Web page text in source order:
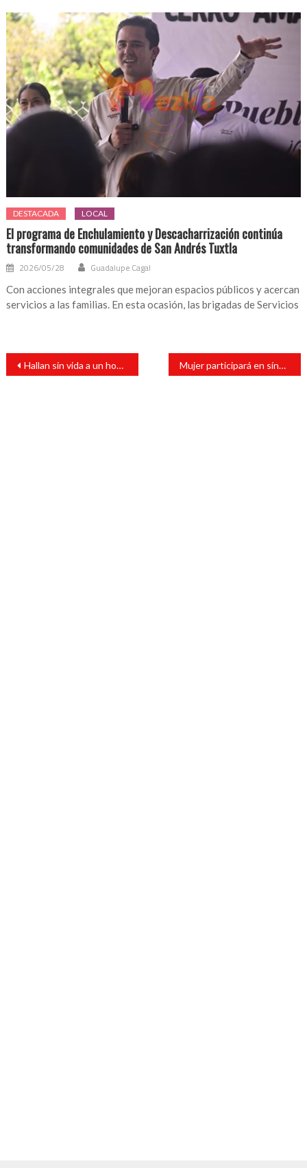
DESTACADA LOCAL
El programa de Enchulamiento y Descacharrización continúa
transformando comunidades de San Andrés Tuxtla
2026/05/28 Guadalupe Cagal
Con acciones integrales que mejoran espacios públicos y acercan
servicios a las familias. En esta ocasión, las brigadas de Servicios
Navegación
entradas
Hallan sin vida a un hombre al interior de una vivienda en Lerdo de Tejada Mujer participará en sínodo de obispos